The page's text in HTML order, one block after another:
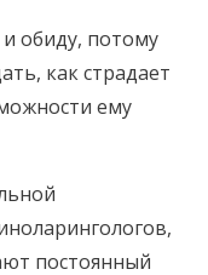
обиду, потому
как страдает
ему
постоянный